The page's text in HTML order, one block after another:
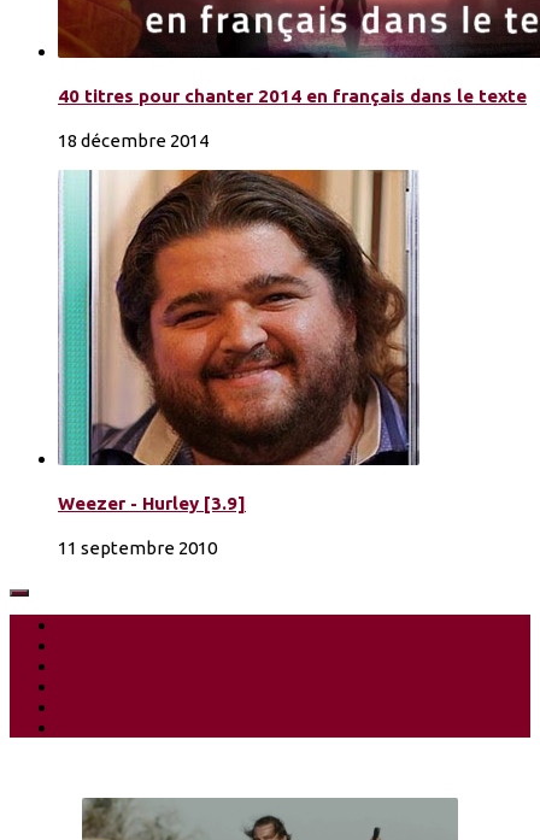
40 titres pour chanter 2014 en français dans le texte
18 décembre 2014
Weezer - Hurley [3.9]
11 septembre 2010